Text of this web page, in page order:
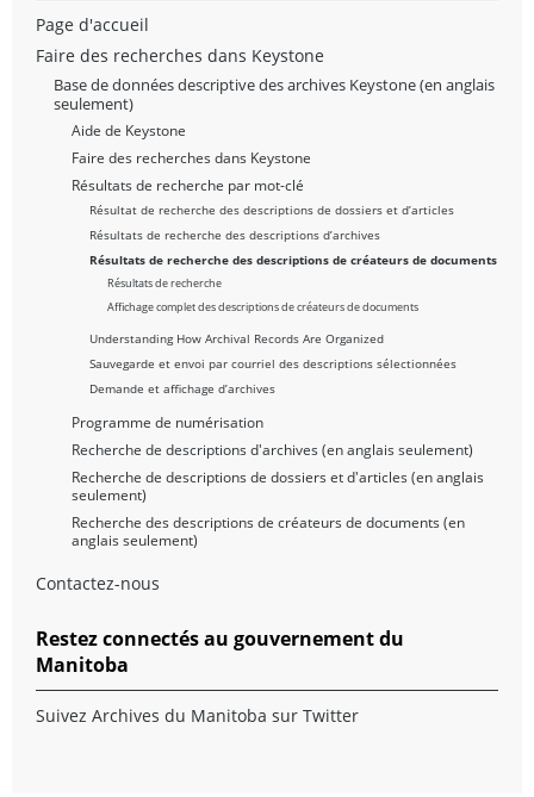
Page d'accueil
Faire des recherches dans Keystone
Base de données descriptive des archives Keystone (en anglais
seulement)
Aide de Keystone
Faire des recherches dans Keystone
Résultats de recherche par mot-clé
Résultat de recherche des descriptions de dossiers et d’articles
Résultats de recherche des descriptions d’archives
Résultats de recherche des descriptions de créateurs de documents
Résultats de recherche
Affichage complet des descriptions de créateurs de documents
Understanding How Archival Records Are Organized
Sauvegarde et envoi par courriel des descriptions sélectionnées
Demande et affichage d’archives
Programme de numérisation
Recherche de descriptions d'archives (en anglais seulement)
Recherche de descriptions de dossiers et d'articles (en anglais
seulement)
Recherche des descriptions de créateurs de documents (en
anglais seulement)
Contactez-nous
Restez connectés au gouvernement du
Manitoba
Suivez Archives du Manitoba sur Twitter